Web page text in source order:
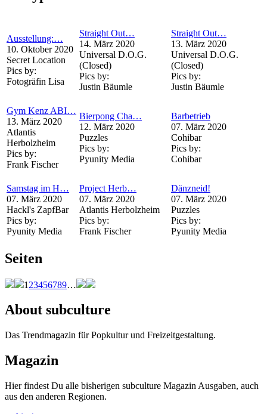
Ausstellung:…
10. Oktober 2020
Secret Location
Pics by:
Fotogräfin Lisa
Straight Out…
14. März 2020
Universal D.O.G.
(Closed)
Pics by:
Justin Bäumle
Straight Out…
13. März 2020
Universal D.O.G.
(Closed)
Pics by:
Justin Bäumle
Gym Kenz ABI…
13. März 2020
Atlantis
Herbolzheim
Pics by:
Frank Fischer
Bierpong Cha…
12. März 2020
Puzzles
Pics by:
Pyunity Media
Barbetrieb
07. März 2020
Cohibar
Pics by:
Cohibar
Samstag im H…
07. März 2020
Hackl's ZapfBar
Pics by:
Pyunity Media
Project Herb…
07. März 2020
Atlantis Herbolzheim
Pics by:
Frank Fischer
Dänzneid!
07. März 2020
Puzzles
Pics by:
Pyunity Media
Seiten
1 23456789…
About subculture
Das Trendmagazin für Popkultur und Freizeitgestaltung.
Magazin
Hier findest Du alle bisherigen subculture Magazin Ausgaben, auch
aus den anderen Regionen.